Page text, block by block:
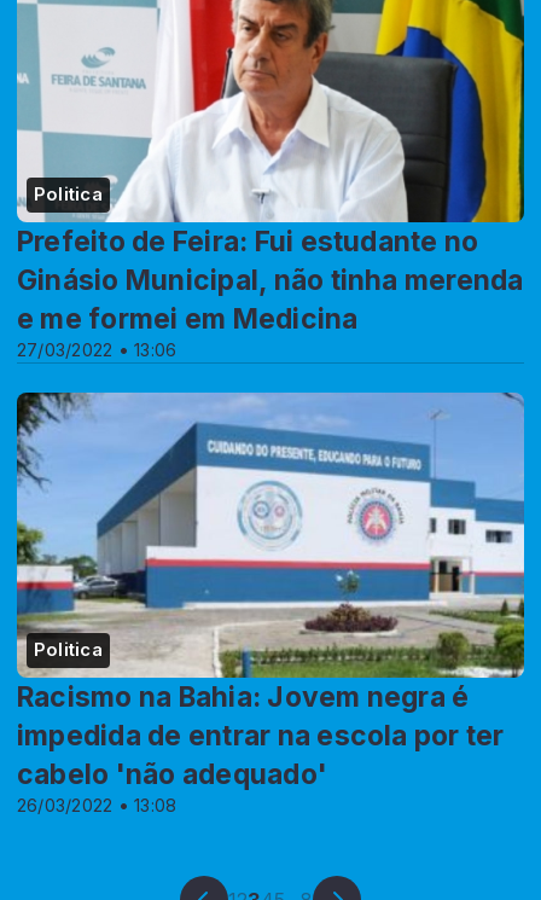
Politica
27/03/2022 • 13:06
Prefeito de Feira: Fui estudante no
Ginásio Municipal, não tinha merenda
e me formei em Medicina
Politica
26/03/2022 • 13:08
Racismo na Bahia: Jovem negra é
impedida de entrar na escola por ter
cabelo 'não adequado'